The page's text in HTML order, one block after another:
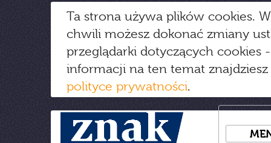
Ta strona używa plików cookies.
chwili możesz dokonać zmiany
przeglądarki dotyczących cookies
informacji na ten temat
polityce prywatności.